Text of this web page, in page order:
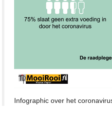
Infographic over het